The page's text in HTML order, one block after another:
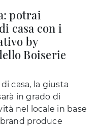
potrai
casa con i
by
Boiserie
casa, la giusta
in grado di
nel locale in base
produce